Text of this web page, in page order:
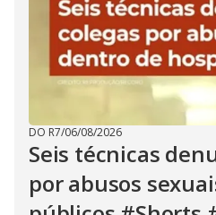
DO R7/06/08/2026
Seis técnicas
por abusos